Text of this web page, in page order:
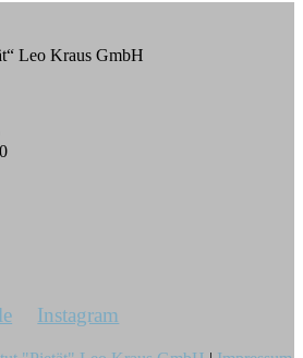
Leo Kraus GmbH
Instagram